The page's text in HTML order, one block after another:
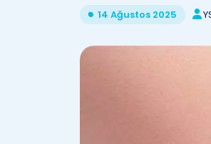
14 Ağustos 2025